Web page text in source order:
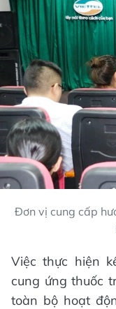
Đơn vị cung cấp
Việc thực hiện
cung ứng thuốc
toàn bộ hoạt